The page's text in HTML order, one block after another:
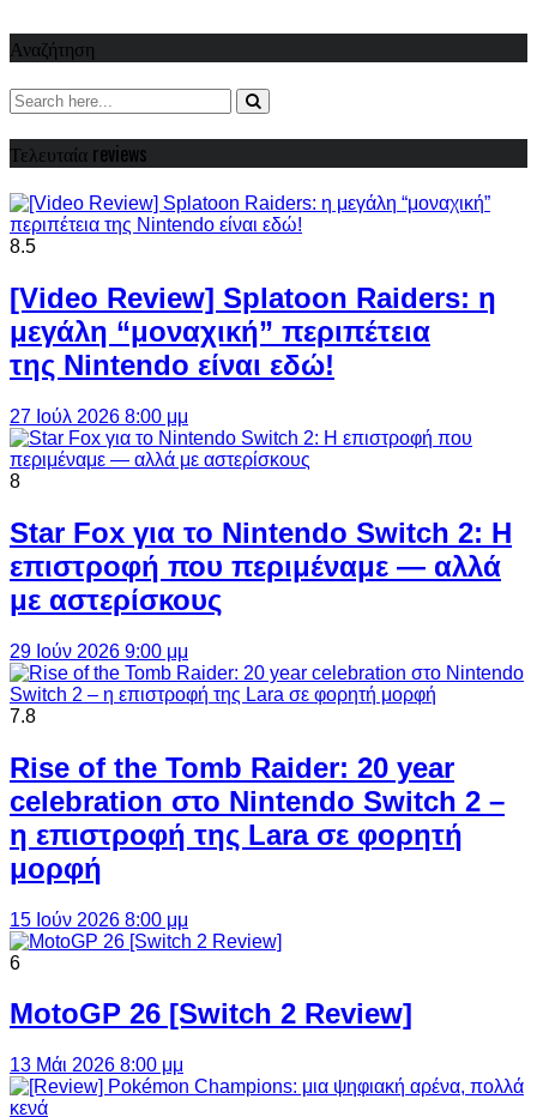
Αναζήτηση
Τελευταία reviews
8.5
[Video Review] Splatoon Raiders: η
μεγάλη “μοναχική” περιπέτεια
της Nintendo είναι εδώ!
27 Ιούλ 2026 8:00 μμ
8
Star Fox για το Nintendo Switch 2: Η
επιστροφή που περιμέναμε — αλλά
με αστερίσκους
29 Ιούν 2026 9:00 μμ
7.8
Rise of the Tomb Raider: 20 year
celebration στο Nintendo Switch 2 –
η επιστροφή της Lara σε φορητή
μορφή
15 Ιούν 2026 8:00 μμ
6
MotoGP 26 [Switch 2 Review]
13 Μάι 2026 8:00 μμ